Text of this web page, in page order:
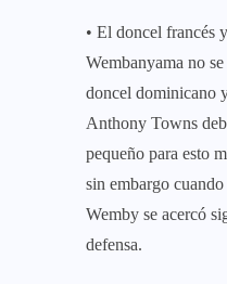
• El doncel francés
Wembanyama no
doncel dominicano
Anthony Towns
pequeño para esto
sin embargo
Wemby se acercó
defensa.